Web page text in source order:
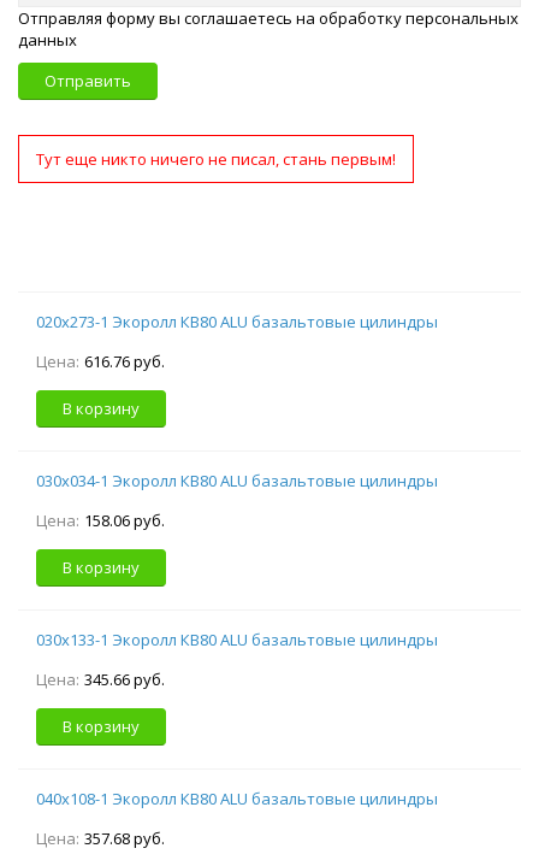
Отправляя форму вы соглашаетесь на обработку персональных
данных
Отправить
Тут еще никто ничего не писал, стань первым!
020х273-1 Экоролл КВ80 ALU базальтовые цилиндры
Цена: 616.76 руб.
В корзину
030х034-1 Экоролл КВ80 ALU базальтовые цилиндры
Цена: 158.06 руб.
В корзину
030х133-1 Экоролл КВ80 ALU базальтовые цилиндры
Цена: 345.66 руб.
В корзину
040х108-1 Экоролл КВ80 ALU базальтовые цилиндры
Цена: 357.68 руб.